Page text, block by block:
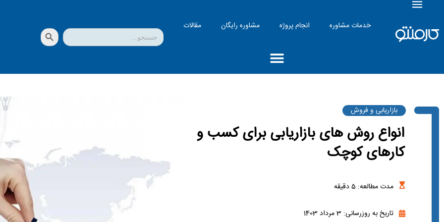
خدمات مشاوره انجام پروژه مشاوره رایگان مقالات جستجو
برای:
دکمه جستجو
بازاریابی و فروش
انواع روش‌ های بازاریابی برای کسب و
کارهای کوچک
مدت مطالعه: 5دقیقه
تاریخ به روزرسانی: 3 مرداد 1403